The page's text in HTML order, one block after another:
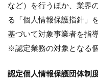
など）を行うほか、業界
る「個人情報保護指針」
基づいて対象事業者を指
※認定業務の対象となる
認定個人情報保護団体制